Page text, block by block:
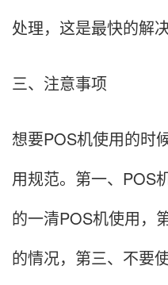
处理，这是最快的解
三、注意事项
想要POS机使用的时
用规范。第一、POS
的一清POS机使用，
的情况，第三、不要